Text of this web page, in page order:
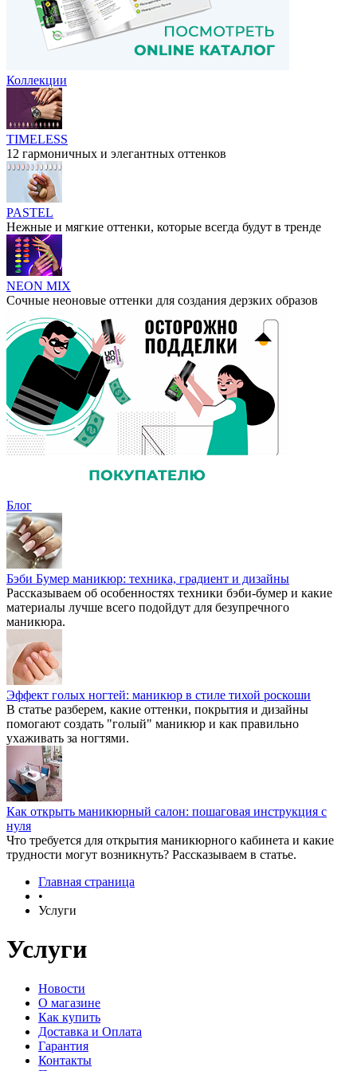
Коллекции
TIMELESS
12 гармоничных и элегантных оттенков
PASTEL
Нежные и мягкие оттенки, которые всегда будут в тренде
NEON MIX
Сочные неоновые оттенки для создания дерзких образов
Блог
Бэби Бумер маникюр: техника, градиент и дизайны
Рассказываем об особенностях техники бэби-бумер и какие
материалы лучше всего подойдут для безупречного
маникюра.
Эффект голых ногтей: маникюр в стиле тихой роскоши
В статье разберем, какие оттенки, покрытия и дизайны
помогают создать "голый" маникюр и как правильно
ухаживать за ногтями.
Как открыть маникюрный салон: пошаговая инструкция с
нуля
Что требуется для открытия маникюрного кабинета и какие
трудности могут возникнуть? Рассказываем в статье.
Главная страница
•
Услуги
Услуги
Новости
О магазине
Как купить
Доставка и Оплата
Гарантия
Контакты